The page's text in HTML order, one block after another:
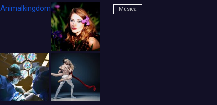
Animalkingdom_FichaCine Música